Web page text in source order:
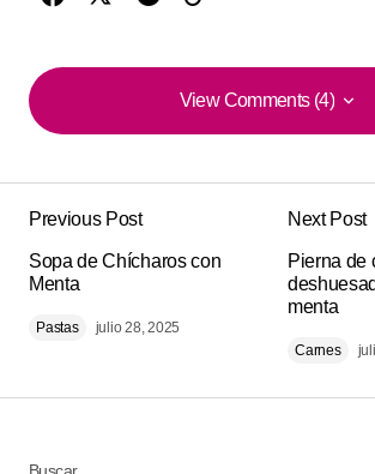
View Comments (4)
View Comments (4)
Quedó mejor de lo que esperaba.
rendidora y perfecta para compartir.
compartiendo más así.
Christiane Cohen
Previous Post
Sopa de Chícharos con
Menta
Pastas julio 28, 2025
Next Post
Pierna de
menta
Carnes